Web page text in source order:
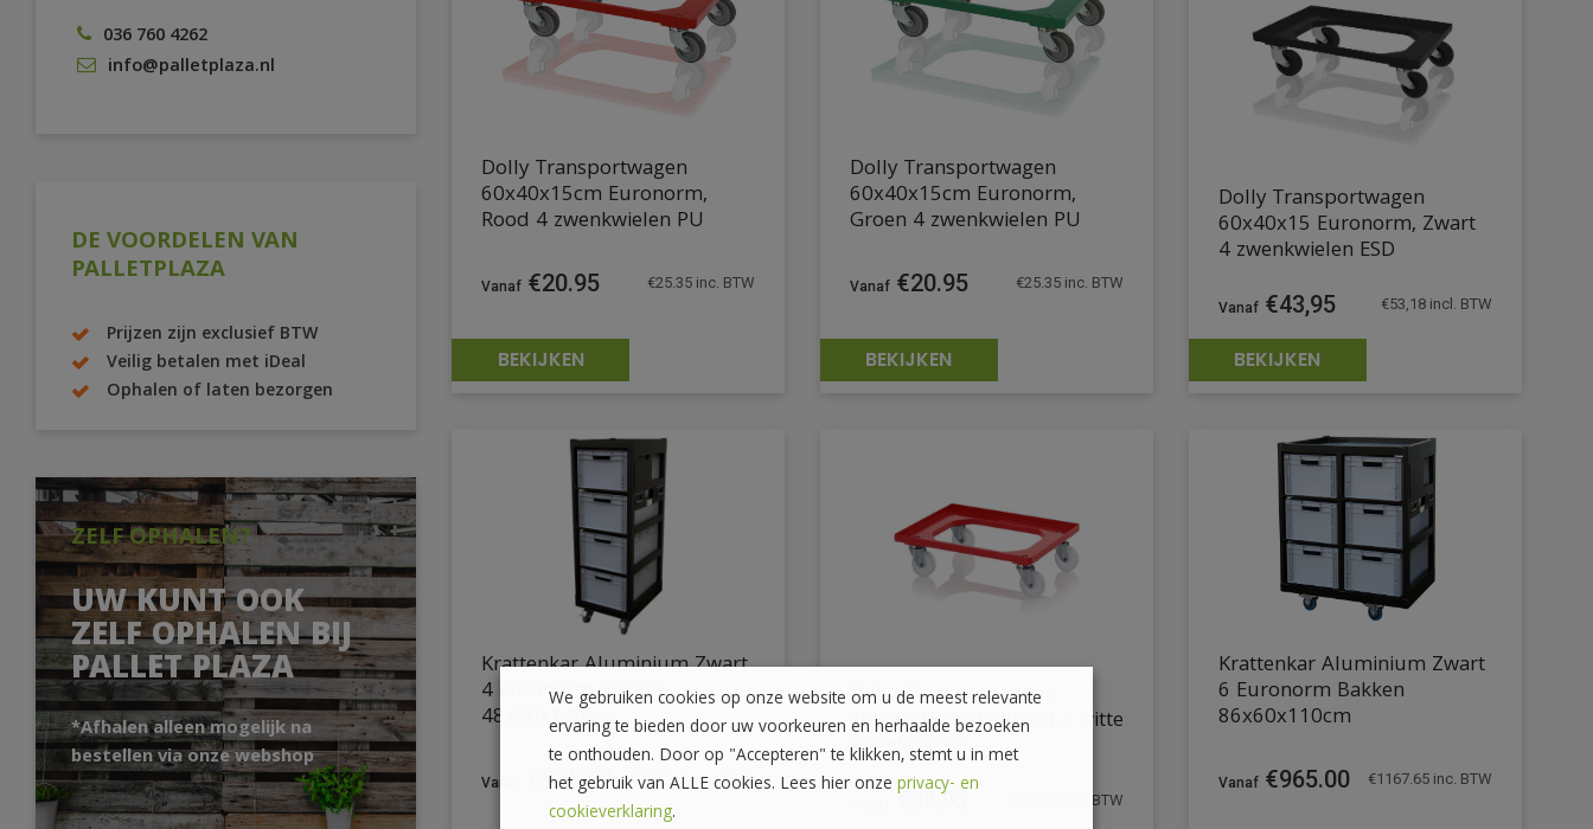
036 760 4262
info@palletplaza.nl
DE VOORDELEN VAN
PALLETPLAZA
Prijzen zijn exclusief BTW
Veilig betalen met iDeal
Ophalen of laten bezorgen
ZELF OPHALEN?
UW KUNT OOK
ZELF OPHALEN BIJ
PALLET PLAZA
*Afhalen alleen mogelijk na
bestellen via onze webshop
Dolly Transportwagen
60x40x15cm Euronorm,
Rood 4 zwenkwielen PU
€20.95 €25.35inc. BTW
BEKIJKEN
Dolly Transportwagen
60x40x15cm Euronorm,
Groen 4 zwenkwielen PU
€20.95 €25.35inc. BTW
BEKIJKEN
Dolly Transportwagen
60x40x15 Euronorm, Zwart
4 zwenkwielen ESD
€43,95 €53,18incl. BTW
BEKIJKEN
Krattenkar Aluminium Zwart
4 Euronorm Bakken
48x60x140cm
935.77 €1132.28inc. BTW
Dolly Transportwagen
60x40x15cm PA Rood 4 witte
zwenkwielen
€ 34,95 incl. BTW
Krattenkar Aluminium Zwart
6 Euronorm Bakken
86x60x110cm
€965.00 €1167.65inc. BTW
We gebruiken cookies op onze website om u de meest relevante
ervaring te bieden door uw voorkeuren en herhaalde bezoeken
te onthouden. Door op "Accepteren" te klikken, stemt u in met
het gebruik van ALLE cookies. Lees hier onze privacy- en
cookieverklaring.